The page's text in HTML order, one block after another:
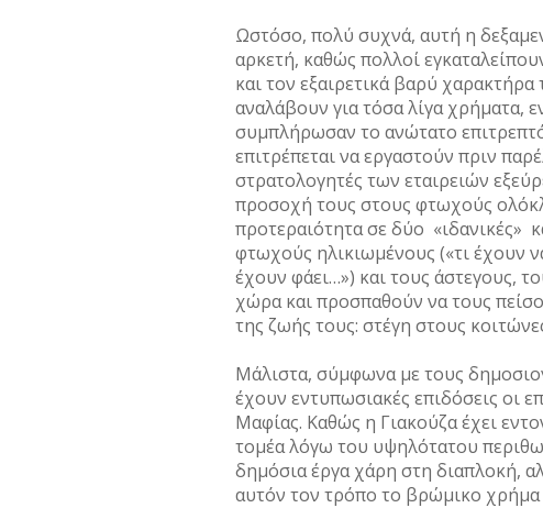
Ωστόσο, πολύ συχνά, αυτή η
αρκετή, καθώς πολλοί
και τον εξαιρετικά βαρύ
αναλάβουν για τόσα λίγα χρήματα,
συμπλήρωσαν το ανώτατο
επιτρέπεται να εργαστούν πριν
στρατολογητές των εταιρειών
προσοχή τους στους φτωχούς
προτεραιότητα σε δύο «ιδανικές»
φτωχούς ηλικιωμένους («τι έχουν
έχουν φάει…») και τους άστεγους,
χώρα και προσπαθούν να τους
της ζωής τους: στέγη στους
Μάλιστα, σύμφωνα με τους
έχουν εντυπωσιακές επιδόσεις οι
Μαφίας. Καθώς η Γιακούζα έχει
τομέα λόγω του υψηλότατου
δημόσια έργα χάρη στη διαπλοκή,
αυτόν τον τρόπο το βρώμικο